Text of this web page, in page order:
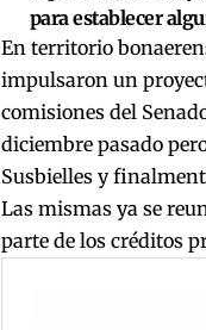
para establecer
En territorio
impulsaron un
comisiones del
diciembre pasado
Susbielles y
Las mismas ya se
parte de los créditos